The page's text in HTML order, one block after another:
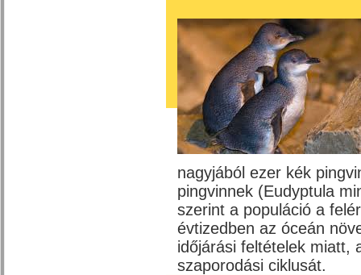
nagyjából ezer kék
pingvinnek (Eudyptula
szerint a populáció a
évtizedben az óceán
időjárási feltételek miatt,
szaporodási ciklusát.